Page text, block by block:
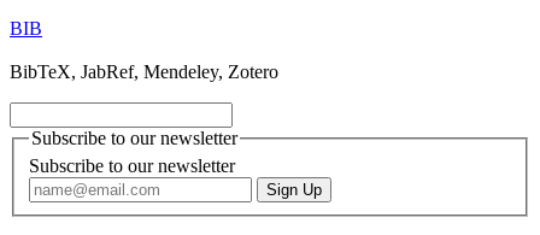
BIB
BibTeX, JabRef, Mendeley, Zotero
Subscribe to our newsletter
Subscribe to our newsletter